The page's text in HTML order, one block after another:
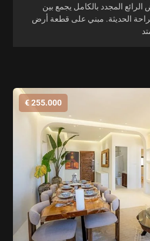
المجدد بالكامل يجمع بين
الحديثة. مبني على قطعة أرض
255.000 €